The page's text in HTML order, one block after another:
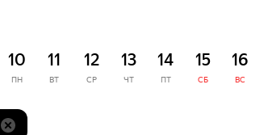
10
ПН
11
ВТ
12
СР
13
ЧТ
14
ПТ
15
СБ
16
ВС